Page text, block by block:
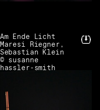
Am Ende Licht
Maresi Riegner,
Sebastian Klein
© susanne
hassler-smith